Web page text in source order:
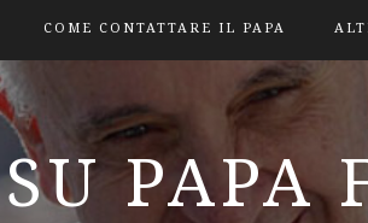
COME CONTATTARE IL PAPA
PAPA